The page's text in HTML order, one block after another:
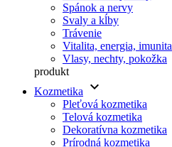
Spánok a nervy
Svaly a kĺby
Trávenie
Vitalita, energia, imunita
Vlasy, nechty, pokožka
produkt
Kozmetika
keyboard_arrow_down
Pleťová kozmetika
Telová kozmetika
Dekoratívna kozmetika
Prírodná kozmetika